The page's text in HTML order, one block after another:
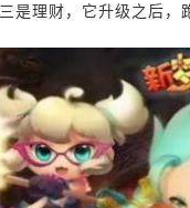
是理财，它升级之后，